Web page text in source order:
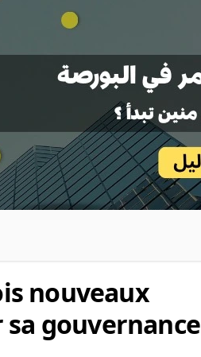
nouveaux
gouvernance